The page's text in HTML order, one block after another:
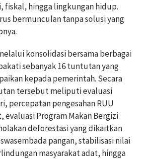
fiskal, hingga lingkungan hidup.
bermunculan tanpa solusi yang
konsolidasi bersama berbagai
sebanyak 16 tuntutan yang
kepada pemerintah. Secara
tersebut meliputi evaluasi
percepatan pengesahan RUU
evaluasi Program Makan Bergizi
deforestasi yang dikaitkan
pangan, stabilisasi nilai
masyarakat adat, hingga